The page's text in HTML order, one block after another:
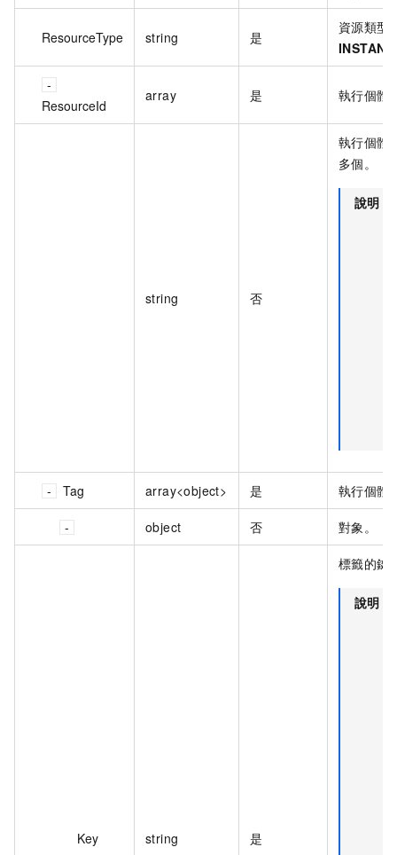
ResourceType string 是
資源類型
ResourceId
array 是 執行個體
string 否
執行個體
多個。
說明
Tag array<object> 是 執行個體
object 否 對象。
Key string 是
標籤的鍵
說明